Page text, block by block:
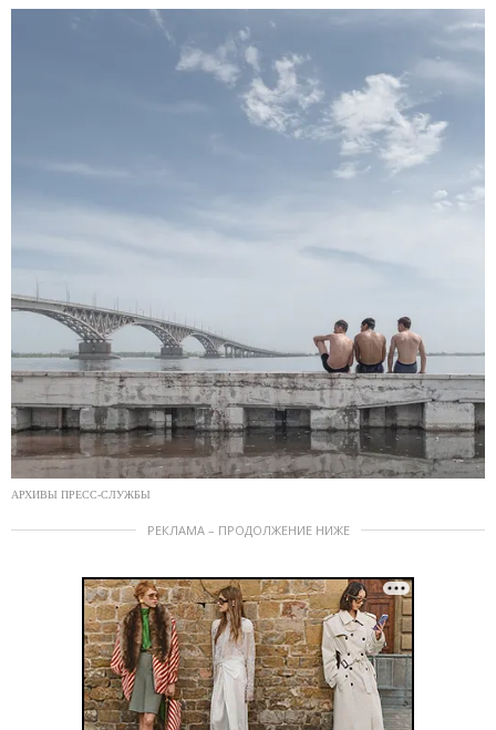
АРХИВЫ ПРЕСС-СЛУЖБЫ
РЕКЛАМА – ПРОДОЛЖЕНИЕ НИЖЕ